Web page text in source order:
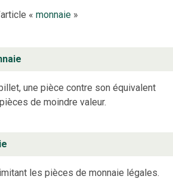
«monnaie »
une pièce contre son équivalent
de moindre valeur.
les pièces de monnaie légales.